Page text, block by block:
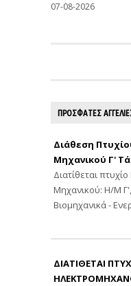
07-08-2026
ΠΡΟΣΦΑΤΕΣ
Διάθεση
Μηχανικού Γ'
Διατίθεται
Μηχανικού: Η/Μ
Βιομηχανικά -
ΔΙΑΤΙΘΕΤΑΙ